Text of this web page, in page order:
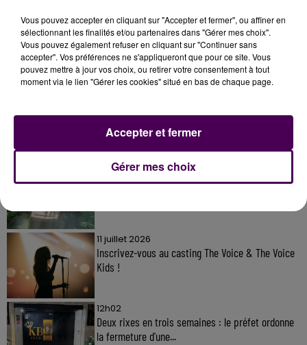
31 juillet 2026
Gagnez vos entrées à Terra Botanica !
11 juillet 2026
Inscrivez-vous au casting The Voice & The Voice
Kids !
12h02
Deux rixes en trois semaines : le préfet ordonne
la fermeture d'une...
Vous pouvez accepter en cliquant sur "Accepter et fermer", ou affiner en
sélectionnant les finalités et/ou partenaires dans "Gérer mes choix".
Vous pouvez également refuser en cliquant sur "Continuer sans
accepter". Vos préférences ne s'appliqueront que pour ce site. Vous
pouvez mettre à jour vos choix, ou retirer votre consentement à tout
moment via le lien "Gérer les cookies" situé en bas de chaque page.
Gérer mes choix
Accepter et fermer